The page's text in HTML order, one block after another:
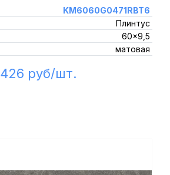
KM6060G0471RBT6
Плинтус
60x9,5
матовая
426 руб/шт.